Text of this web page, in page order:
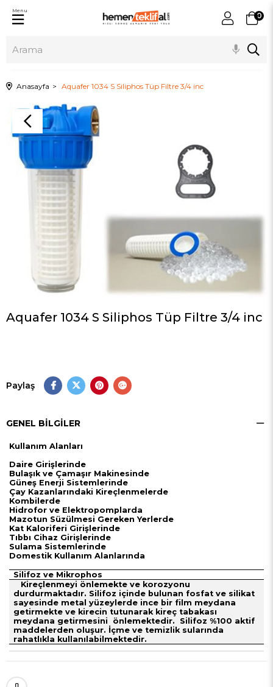
0
Menu
Anasayfa Aquafer 1034 S Siliphos Tüp Filtre 3/4 inc
Aquafer 1034 S Siliphos Tüp Filtre 3/4 inc
Paylaş
GENEL BILGILER
Kullanım Alanları
Daire Girişlerinde
Bulaşık ve Çamaşır Makinesinde
Güneş Enerji Sistemlerinde
Çay Kazanlarındaki Kireçlenmelerde
Kombilerde
Hidrofor ve Elektropomplarda
Mazotun Süzülmesi Gereken Yerlerde
Kat Kaloriferi Girişlerinde
Tıbbı Cihaz Girişlerinde
Sulama Sistemlerinde
Domestik Kullanım Alanlarında
Silifoz ve Mikrophos
Kireçlenmeyi önlemekte ve korozyonu
durdurmaktadır. Silifoz içinde bulunan fosfat ve silikat
sayesinde metal yüzeylerde ince bir film meydana
getirmekte ve kirecin tutunarak kireç tabakası
meydana getirmesini önlemektedir. Silifoz %100 aktif
maddelerden oluşur. İçme ve temizlik sularında
rahatlıkla kullanılabilmektedir.